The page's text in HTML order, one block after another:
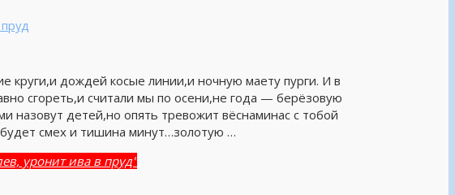
круги,и дождей косые линии,и ночную маету пурги. И в
сгореть,и считали мы по осени,не года — берёзовую
назовут детей,но опять тревожит вёснаминас с тобой
смех и тишина минут…золотую …
уронит ива в пруд"